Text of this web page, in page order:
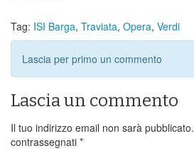
Tag: ISI Barga, Traviata, Opera, Verdi
Lascia per primo un commento
Lascia un commento
Il tuo indirizzo email non sarà pubblicato.
contrassegnati *